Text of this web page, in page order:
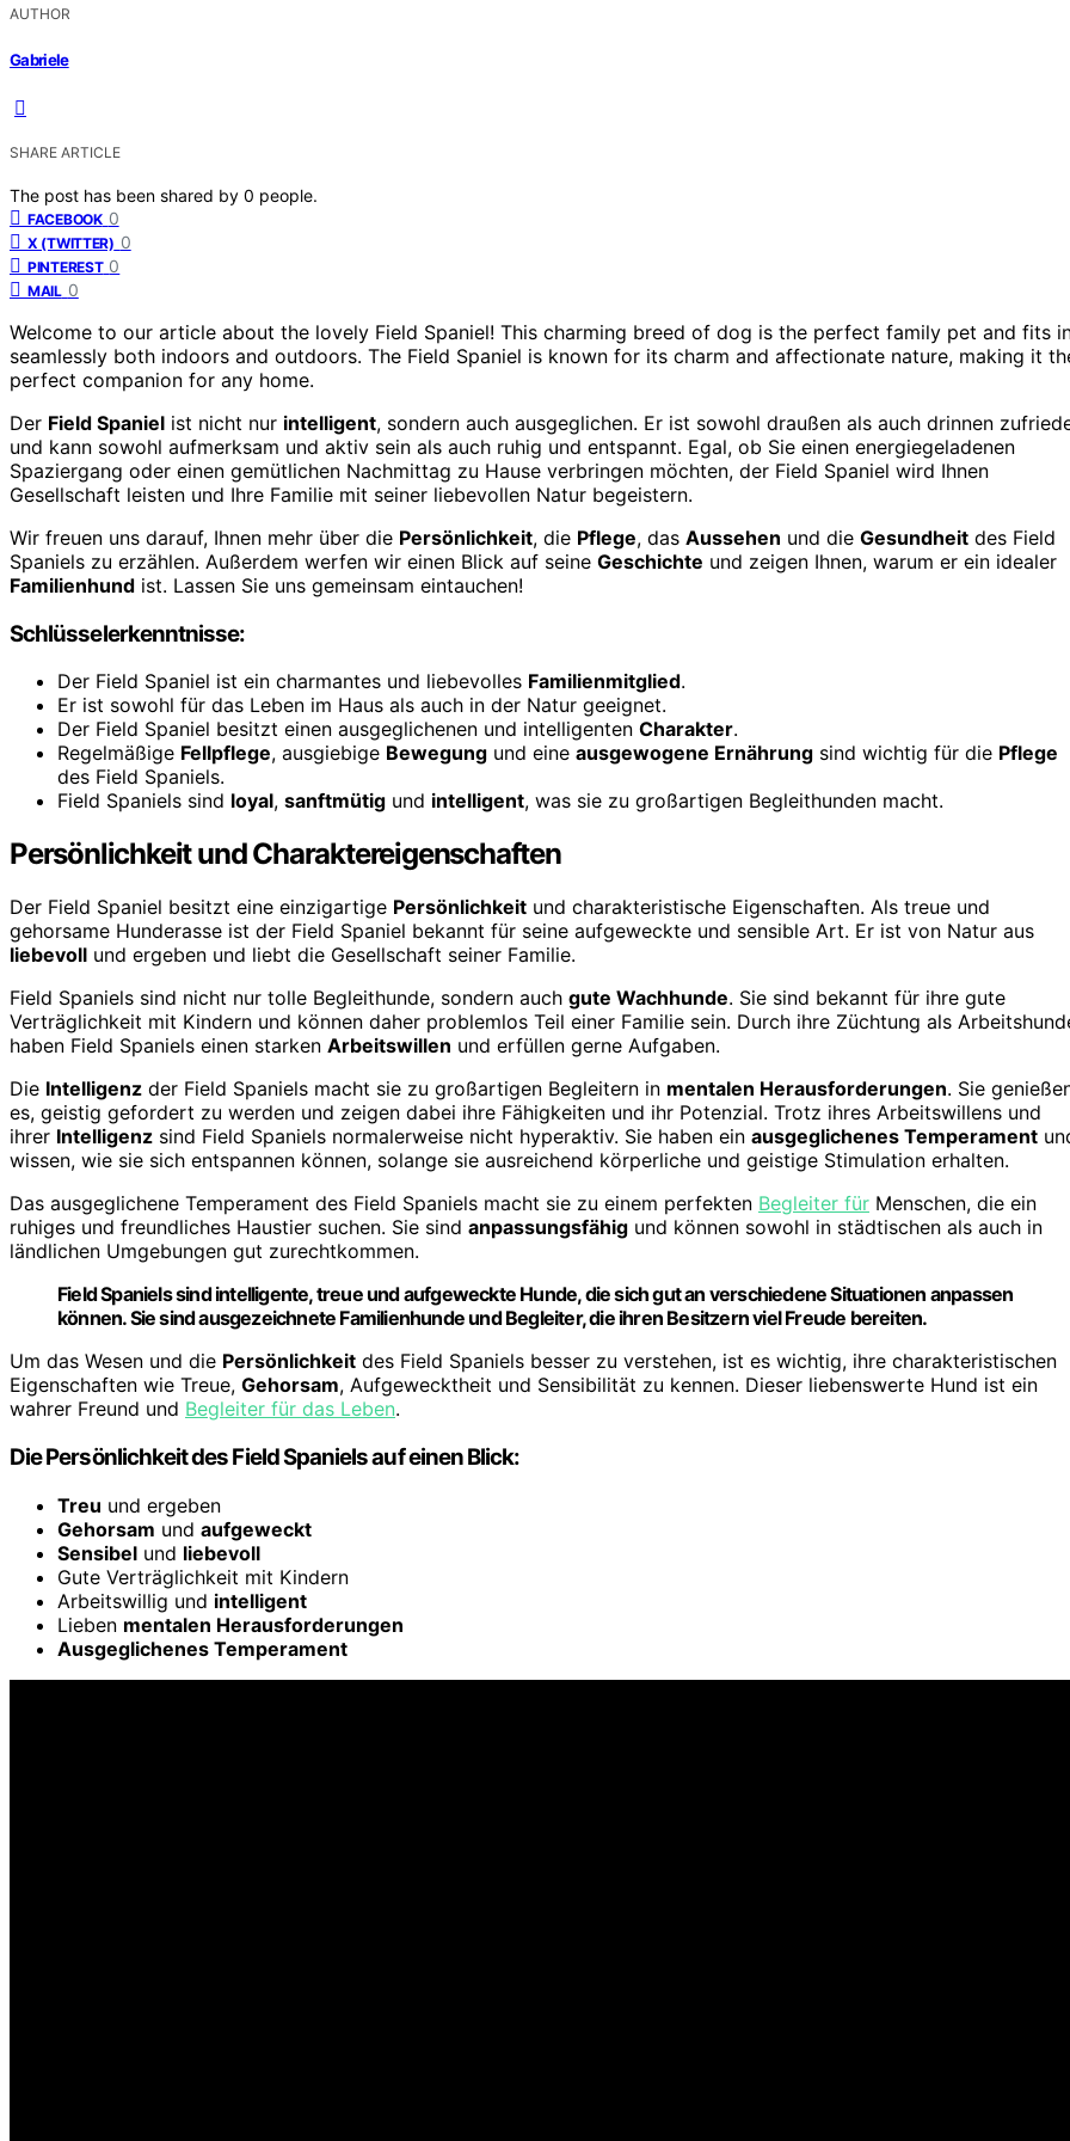
AUTHOR
Gabriele
SHARE ARTICLE
The post has been shared by 0 people.
FACEBOOK 0
X (TWITTER) 0
PINTEREST 0
MAIL 0
Welcome to our article about the lovely Field Spaniel! This charming breed of dog is the perfect family pet and fits
seamlessly both indoors and outdoors. The Field Spaniel is known for its charm and affectionate nature, making it
perfect companion for any home.
Der Field Spaniel ist nicht nur intelligent, sondern auch ausgeglichen. Er ist sowohl draußen als auch drinnen
und kann sowohl aufmerksam und aktiv sein als auch ruhig und entspannt. Egal, ob Sie einen energiegeladenen
Spaziergang oder einen gemütlichen Nachmittag zu Hause verbringen möchten, der Field Spaniel wird Ihnen
Gesellschaft leisten und Ihre Familie mit seiner liebevollen Natur begeistern.
Wir freuen uns darauf, Ihnen mehr über die Persönlichkeit, die Pflege, das Aussehen und die Gesundheit des Field
Spaniels zu erzählen. Außerdem werfen wir einen Blick auf seine Geschichte und zeigen Ihnen, warum er ein idealer
Familienhund ist. Lassen Sie uns gemeinsam eintauchen!
Schlüsselerkenntnisse:
Der Field Spaniel ist ein charmantes und liebevolles Familienmitglied.
Er ist sowohl für das Leben im Haus als auch in der Natur geeignet.
Der Field Spaniel besitzt einen ausgeglichenen und intelligenten Charakter.
Regelmäßige Fellpflege, ausgiebige Bewegung und eine ausgewogene Ernährung sind wichtig für die Pflege
des Field Spaniels.
Field Spaniels sind loyal, sanftmütig und intelligent, was sie zu großartigen Begleithunden macht.
Persönlichkeit und Charaktereigenschaften
Der Field Spaniel besitzt eine einzigartige Persönlichkeit und charakteristische Eigenschaften. Als treue und
gehorsame Hunderasse ist der Field Spaniel bekannt für seine aufgeweckte und sensible Art. Er ist von Natur aus
liebevoll und ergeben und liebt die Gesellschaft seiner Familie.
Field Spaniels sind nicht nur tolle Begleithunde, sondern auch gute Wachhunde. Sie sind bekannt für ihre gute
Verträglichkeit mit Kindern und können daher problemlos Teil einer Familie sein. Durch ihre Züchtung als
haben Field Spaniels einen starken Arbeitswillen und erfüllen gerne Aufgaben.
Die Intelligenz der Field Spaniels macht sie zu großartigen Begleitern in mentalen Herausforderungen. Sie
es, geistig gefordert zu werden und zeigen dabei ihre Fähigkeiten und ihr Potenzial. Trotz ihres Arbeitswillens und
ihrer Intelligenz sind Field Spaniels normalerweise nicht hyperaktiv. Sie haben ein ausgeglichenes Temperament
wissen, wie sie sich entspannen können, solange sie ausreichend körperliche und geistige Stimulation erhalten.
Das ausgeglichene Temperament des Field Spaniels macht sie zu einem perfekten Begleiter für Menschen, die ein
ruhiges und freundliches Haustier suchen. Sie sind anpassungsfähig und können sowohl in städtischen als auch in
ländlichen Umgebungen gut zurechtkommen.
Field Spaniels sind intelligente, treue und aufgeweckte Hunde, die sich gut an verschiedene Situationen anpassen
können. Sie sind ausgezeichnete Familienhunde und Begleiter, die ihren Besitzern viel Freude bereiten.
Um das Wesen und die Persönlichkeit des Field Spaniels besser zu verstehen, ist es wichtig, ihre charakteristischen
Eigenschaften wie Treue, Gehorsam, Aufgewecktheit und Sensibilität zu kennen. Dieser liebenswerte Hund ist ein
wahrer Freund und Begleiter für das Leben.
Die Persönlichkeit des Field Spaniels auf einen Blick:
Treu und ergeben
Gehorsam und aufgeweckt
Sensibel und liebevoll
Gute Verträglichkeit mit Kindern
Arbeitswillig und intelligent
Lieben mentalen Herausforderungen
Ausgeglichenes Temperament